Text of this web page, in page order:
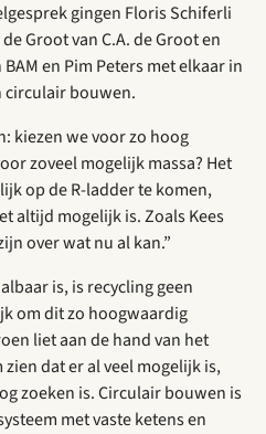
gingen Floris Schiferli
Groot van C.A. de Groot en
en Pim Peters met elkaar in
circulair bouwen.
kiezen we voor zo hoog
zoveel mogelijk massa? Het
op de R-ladder te komen,
altijd mogelijk is. Zoals Kees
over wat nu al kan.”
is, is recycling geen
om dit zo hoogwaardig
liet aan de hand van het
zien dat er al veel mogelijk is,
zoeken is. Circulair bouwen is
met vaste ketens en